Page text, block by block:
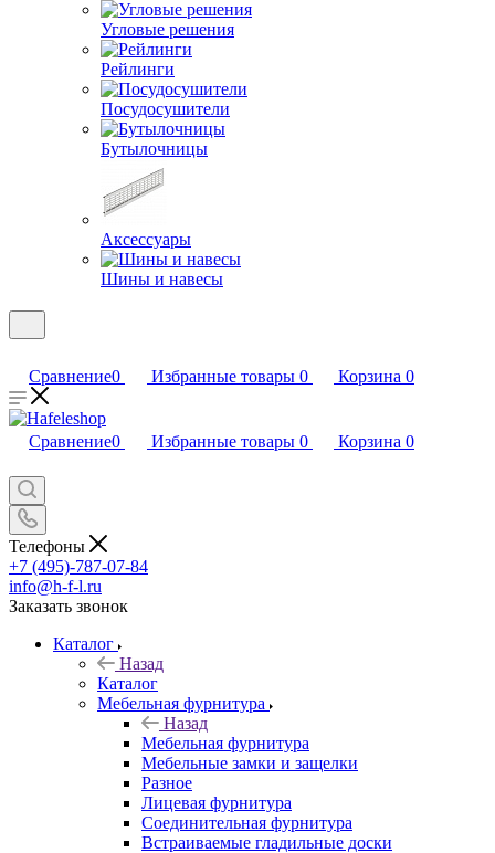
Угловые решения
Рейлинги
Посудосушители
Бутылочницы
Аксессуары
Шины и навесы
Сравнение0 Избранные товары 0 Корзина 0
Сравнение0 Избранные товары 0 Корзина 0
Телефоны
+7 (495)-787-07-84
info@h-f-l.ru
Заказать звонок
Каталог
Назад
Каталог
Мебельная фурнитура
Назад
Мебельная фурнитура
Мебельные замки и защелки
Разное
Лицевая фурнитура
Соединительная фурнитура
Встраиваемые гладильные доски